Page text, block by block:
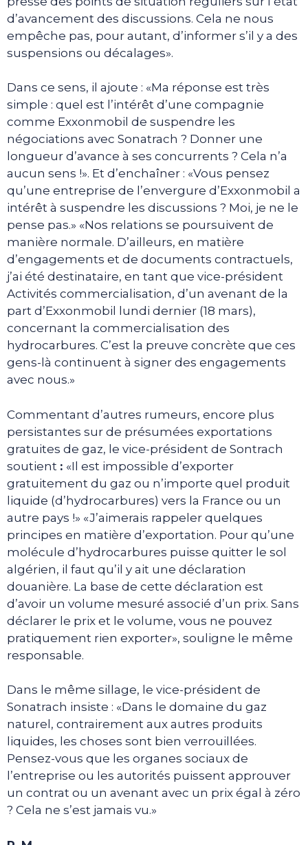
d’avancement des discussions. Cela ne nous
empêche pas, pour autant, d’informer s’il y a des
suspensions ou décalages».
Dans ce sens, il ajoute : «Ma réponse est très
simple : quel est l’intérêt d’une compagnie
comme Exxonmobil de suspendre les
négociations avec Sonatrach ? Donner une
longueur d’avance à ses concurrents ? Cela n’a
aucun sens !». Et d’enchaîner : «Vous pensez
qu’une entreprise de l’envergure d’Exxonmobil a
intérêt à suspendre les discussions ? Moi, je ne le
pense pas.» «Nos relations se poursuivent de
manière normale. D’ailleurs, en matière
d’engagements et de documents contractuels,
j’ai été destinataire, en tant que vice-président
Activités commercialisation, d’un avenant de la
part d’Exxonmobil lundi dernier (18 mars),
concernant la commercialisation des
hydrocarbures. C’est la preuve concrète que ces
gens-là continuent à signer des engagements
avec nous.»
Commentant d’autres rumeurs, encore plus
persistantes sur de présumées exportations
gratuites de gaz, le vice-président de Sontrach
soutient : «Il est impossible d’exporter
gratuitement du gaz ou n’importe quel produit
liquide (d’hydrocarbures) vers la France ou un
autre pays !» «J’aimerais rappeler quelques
principes en matière d’exportation. Pour qu’une
molécule d’hydrocarbures puisse quitter le sol
algérien, il faut qu’il y ait une déclaration
douanière. La base de cette déclaration est
d’avoir un volume mesuré associé d’un prix. Sans
déclarer le prix et le volume, vous ne pouvez
pratiquement rien exporter», souligne le même
responsable.
Dans le même sillage, le vice-président de
Sonatrach insiste : «Dans le domaine du gaz
naturel, contrairement aux autres produits
liquides, les choses sont bien verrouillées.
Pensez-vous que les organes sociaux de
l’entreprise ou les autorités puissent approuver
un contrat ou un avenant avec un prix égal à zéro
? Cela ne s’est jamais vu.»